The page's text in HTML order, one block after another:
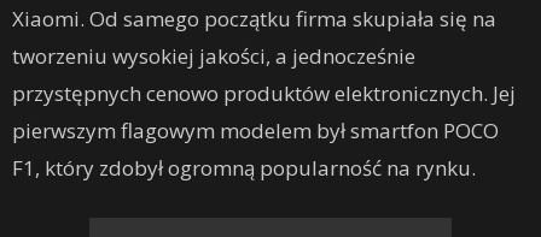
Xiaomi. Od samego początku firma skupiała się na
tworzeniu wysokiej jakości, a jednocześnie
przystępnych cenowo produktów elektronicznych. Jej
pierwszym flagowym modelem był smartfon POCO
F1, który zdobył ogromną popularność na rynku.